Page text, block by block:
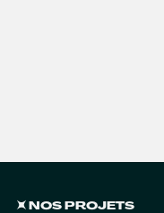
NOS PROJETS